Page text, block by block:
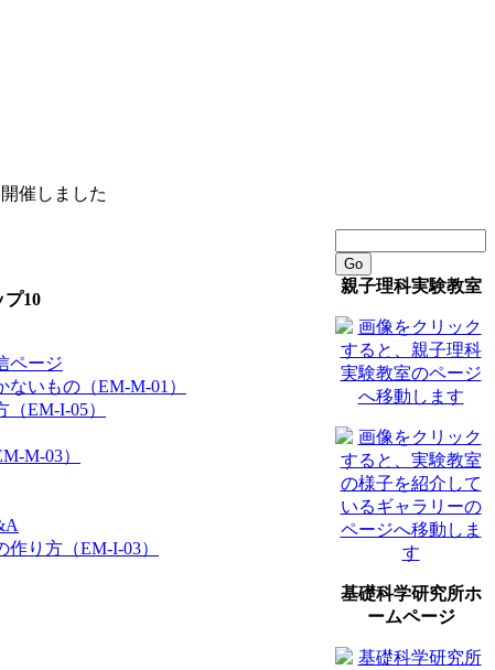
催しました
プ10
ページ
いもの（EM-M-01）
EM-I-05）
M-03）
り方（EM-I-03）
Go
親子理科実験教室
基礎科学研究所ホ
ームページ